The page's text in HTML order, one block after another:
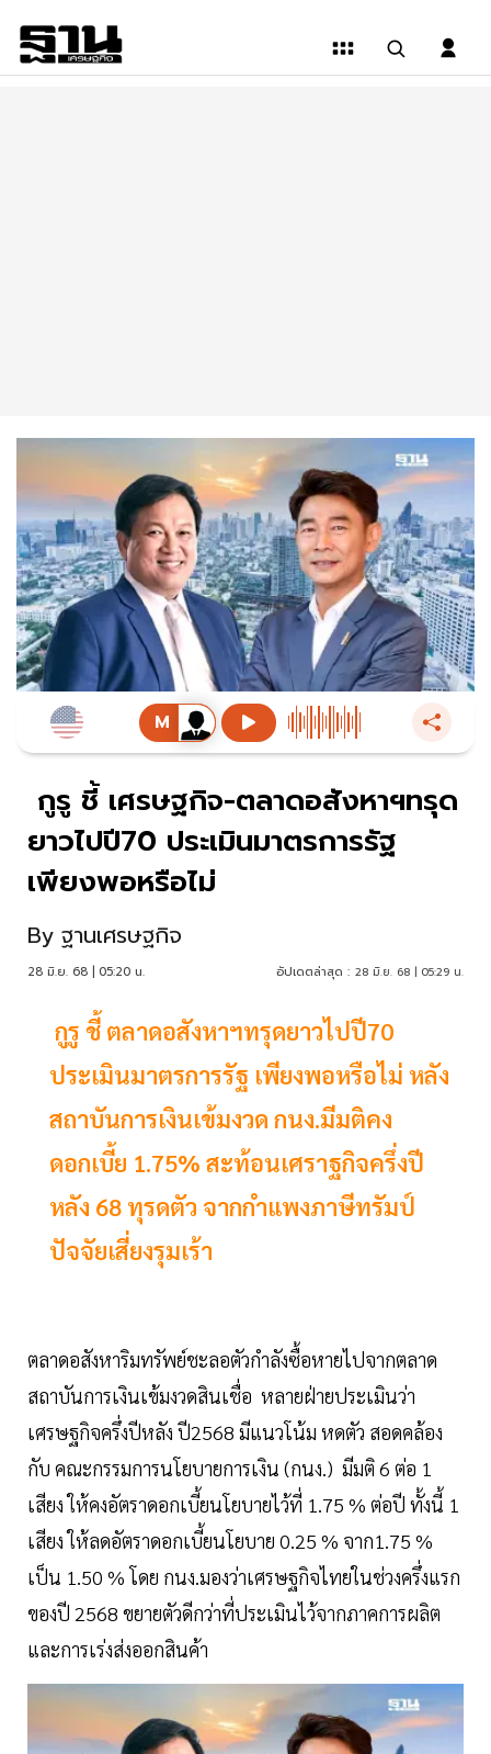
กูรู ชี้ เศรษฐกิจ-ตลาดอสังหาฯทรุด
ยาวไปปี70 ประเมินมาตรการรัฐ
เพียงพอหรือไม่
By ฐานเศรษฐกิจ
28 มิ.ย. 68 | 05:20 น. อัปเดตล่าสุด : 28 มิ.ย. 68 | 05:29 น.
กูรู ชี้ ตลาดอสังหาฯทรุดยาวไปปี70
ประเมินมาตรการรัฐ เพียงพอหรือไม่ หลัง
สถาบันการเงินเข้มงวด กนง.มีมติคง
ดอกเบี้ย 1.75% สะท้อนเศราฐกิจครึ่งปี
หลัง 68 ทุรดตัว จากกำแพงภาษีทรัมป์
ปัจจัยเสี่ยงรุมเร้า
ตลาดอสังหาริมทรัพย์ชะลอตัวกำลังซื้อหายไปจากตลาด
สถาบันการเงินเข้มงวดสินเชื่อ หลายฝ่ายประเมินว่า
เศรษฐกิจครึ่งปีหลัง ปี2568 มีแนวโน้ม หดตัว สอดคล้อง
กับ คณะกรรมการนโยบายการเงิน (กนง.) มีมติ 6 ต่อ 1
เสียง ให้คงอัตราดอกเบี้ยนโยบายไว้ที่ 1.75 % ต่อปี ทั้งนี้ 1
เสียง ให้ลดอัตราดอกเบี้ยนโยบาย 0.25 % จาก1.75 %
เป็น 1.50 % โดย กนง.มองว่าเศรษฐกิจไทยในช่วงครึ่งแรก
ของปี 2568 ขยายตัวดีกว่าที่ประเมินไว้จากภาคการผลิต
และการเร่งส่งออกสินค้า